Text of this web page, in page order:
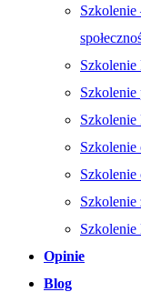
Szkolenie
Szkolenie
Szkolenie
Szkolenie
Opinie
Blog